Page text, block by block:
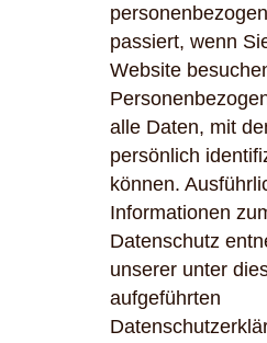
passiert, wenn
Website
alle Daten, mit
persönlich
können.
Informationen
Datenschutz
unserer unter
aufgeführten